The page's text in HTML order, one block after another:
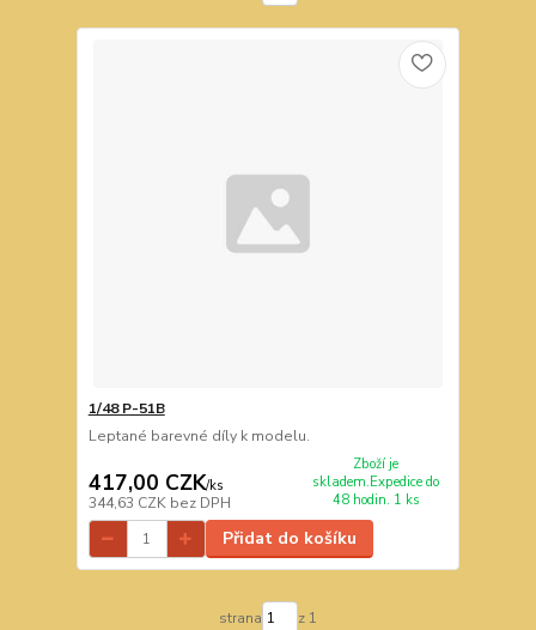
1/48 P-51B
Leptané barevné díly k modelu.
417,00 CZK/ks
344,63 CZK bez DPH
Zboží je
skladem.Expedice do
48 hodin. 1 ks
Přidat do košíku
strana z 1